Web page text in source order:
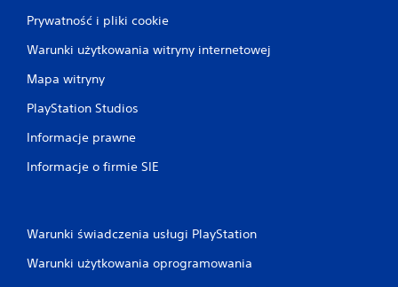
Prywatność i pliki cookie
Warunki użytkowania witryny internetowej
Mapa witryny
PlayStation Studios
Informacje prawne
Informacje o firmie SIE
Warunki świadczenia usługi PlayStation
Warunki użytkowania oprogramowania